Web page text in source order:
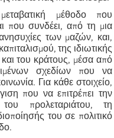
μέθοδο που
που συνδέει, από τη μια
ανησυχίες των μαζών, και,
της ιδιωτικής
του κράτους, μέσα από
σχεδίων που να
Για κάθε στοιχείο,
που να επιτρέπει την
του προλεταριάτου, τη
του σε πολιτικό